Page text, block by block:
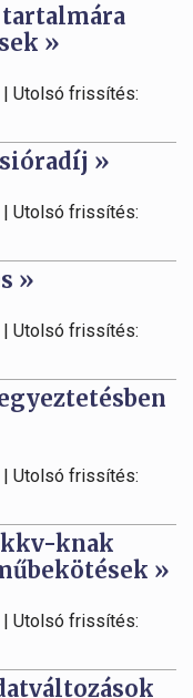
tartalmára
»
| Utolsó frissítés:
»
| Utolsó frissítés:
»
| Utolsó frissítés:
| Utolsó frissítés:
kkv-knak
»
| Utolsó frissítés: